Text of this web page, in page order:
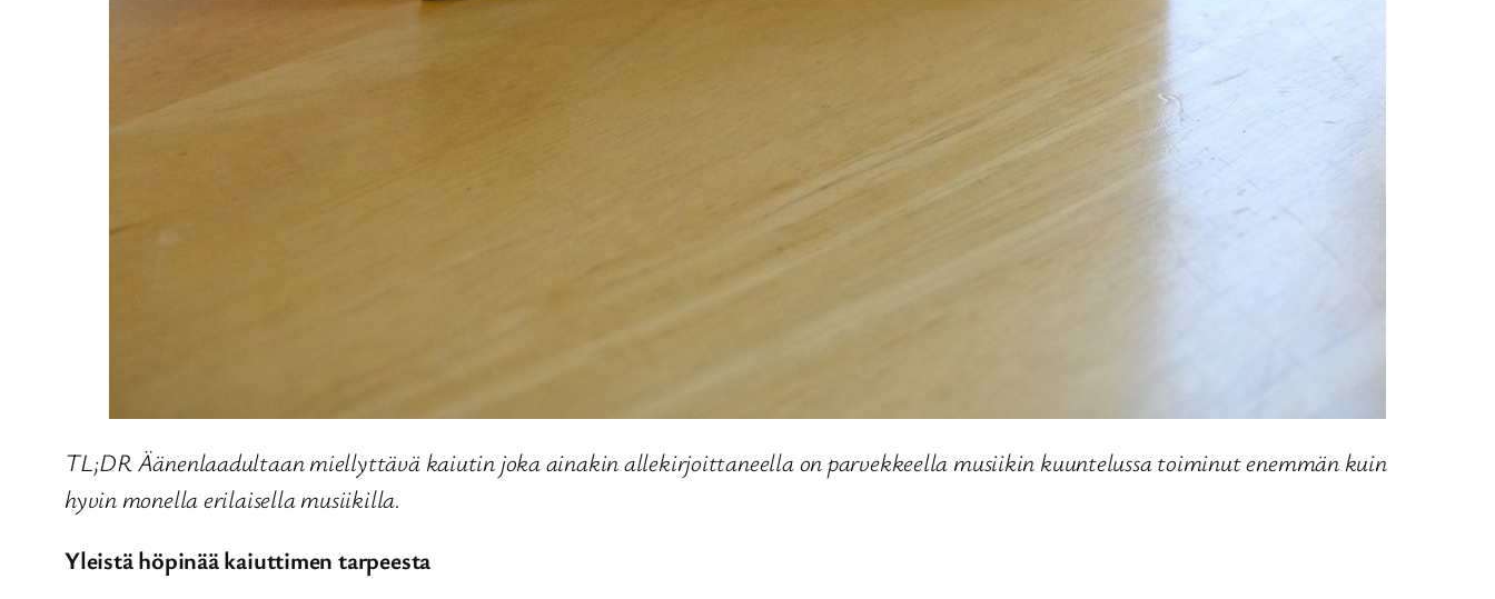
TL;DR Äänenlaadultaan miellyttävä kaiutin joka ainakin allekirjoittaneella on parvekkeella musiikin kuuntelussa toiminut enemmän kuin
hyvin monella erilaisella musiikilla.
Yleistä höpinää kaiuttimen tarpeesta